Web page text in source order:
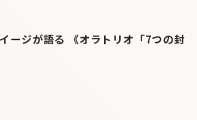
ージが語る 《オラトリオ「7つの封